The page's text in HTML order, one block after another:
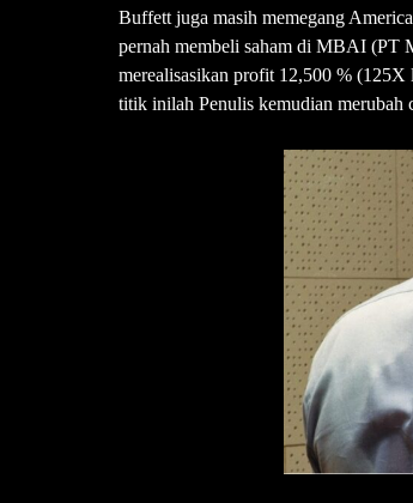
Buffett juga masih memegang
pernah membeli saham di MBAI (PT
merealisasikan profit 12,500 % (125X
titik inilah Penulis kemudian merubah